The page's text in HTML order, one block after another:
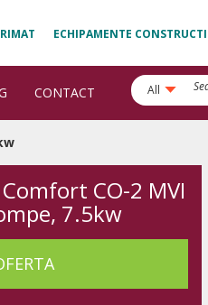
ECHIPAMENTE
CONTACT All
CO-2 MVI
7.5kw